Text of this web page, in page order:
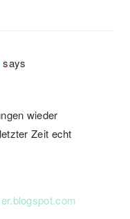
says
wieder
Zeit echt